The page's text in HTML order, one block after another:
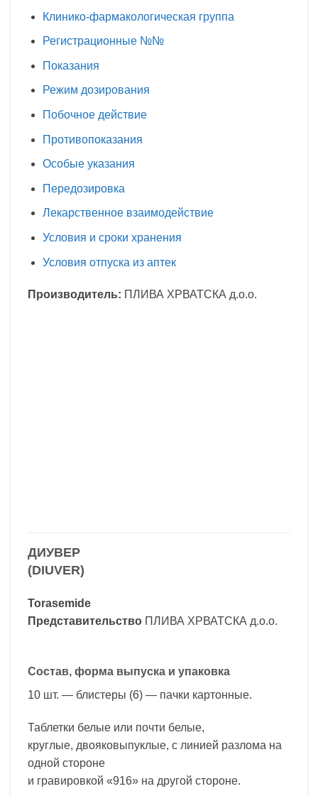
Клинико-фармакологическая группа
Регистрационные №№
Показания
Режим дозирования
Побочное действие
Противопоказания
Особые указания
Передозировка
Лекарственное взаимодействие
Условия и сроки хранения
Условия отпуска из аптек
Производитель: ПЛИВА ХРВАТСКА д.о.о.
ДИУВЕР
(DIUVER)
Torasemide
Представительство ПЛИВА ХРВАТСКА д.о.о.
Состав, форма выпуска и упаковка
10 шт. — блистеры (6) — пачки картонные.
Таблетки белые или почти белые,
круглые, двояковыпуклые, с линией разлома на
одной стороне
и гравировкой «916» на другой стороне.